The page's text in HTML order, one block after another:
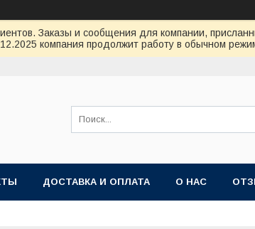
Заказы и сообщения для компании,
компания продолжит работу в обычном
ДОСТАВКА И ОПЛАТА О НАС